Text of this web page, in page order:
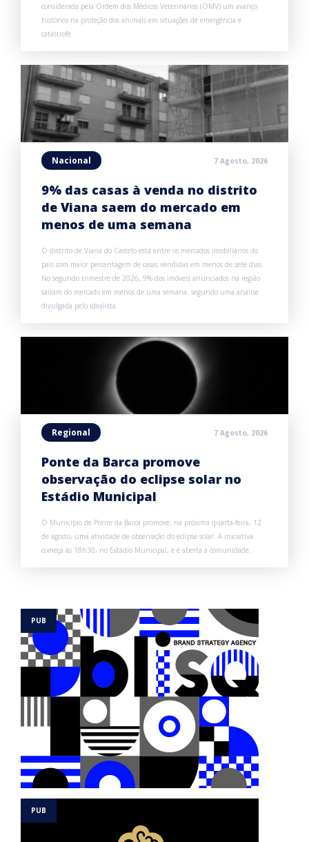
considerada pela Ordem dos Médicos Veterinários (OMV) um avanço
histórico na proteção dos animais em situações de emergência e
catástrofe.
Nacional 7 Agosto, 2026
9% das casas à venda no distrito
de Viana saem do mercado em
menos de uma semana
O distrito de Viana do Castelo está entre os mercados imobiliários do
país com maior percentagem de casas vendidas em menos de sete dias.
No segundo trimestre de 2026, 9% dos imóveis anunciados na região
saíram do mercado em menos de uma semana, segundo uma análise
divulgada pelo idealista.
Regional 7 Agosto, 2026
Ponte da Barca promove
observação do eclipse solar no
Estádio Municipal
O Município de Ponte da Barca promove, na próxima quarta-feira, 12
de agosto, uma atividade de observação do eclipse solar. A iniciativa
começa às 18h30, no Estádio Municipal, e é aberta à comunidade.